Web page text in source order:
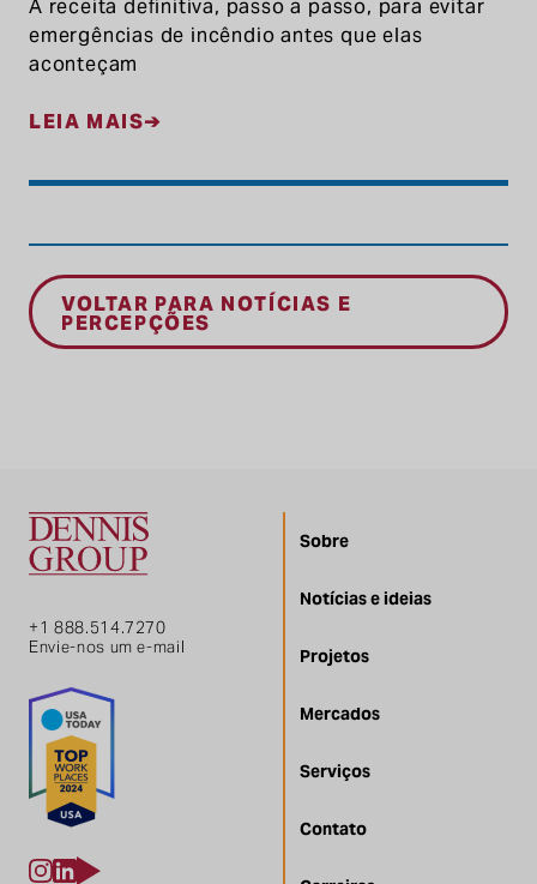
A receita definitiva, passo a passo, para evitar
emergências de incêndio antes que elas
aconteçam
LEIA MAIS
VOLTAR PARA NOTÍCIAS E
PERCEPÇÕES
+1 888.514.7270
Envie-nos um e-mail
Sobre
Notícias e ideias
Projetos
Mercados
Serviços
Contato